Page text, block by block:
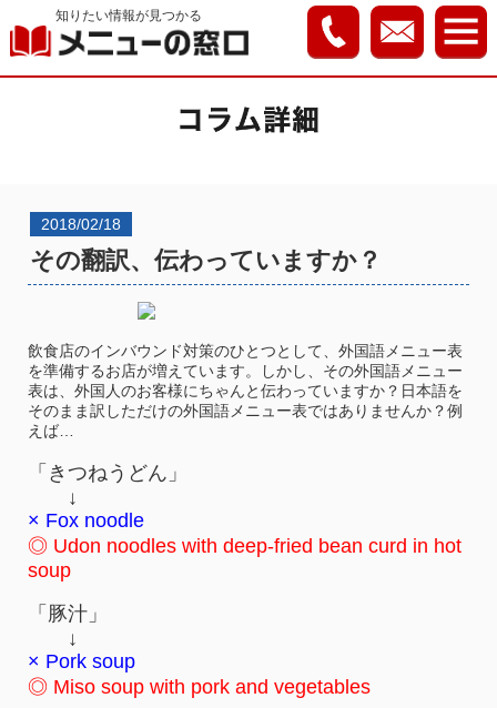
知りたい情報が見つかる
2018/02/18
その翻訳、伝わっていますか？
飲食店のインバウンド対策のひとつとして、外国語メニュー表
を準備するお店が増えています。しかし、その外国語メニュー
表は、外国人のお客様にちゃんと伝わっていますか？日本語を
そのまま訳しただけの外国語メニュー表ではありませんか？例
えば…
「きつねうどん」
↓
× Fox noodle
◎ Udon noodles with deep-fried bean curd in hot
soup
「豚汁」
↓
× Pork soup
◎ Miso soup with pork and vegetables